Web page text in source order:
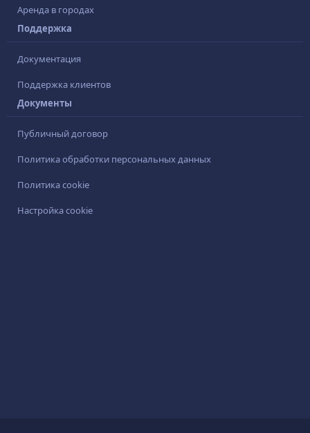
Аренда в городах
Поддержка
Документация
Поддержка клиентов
Документы
Публичный договор
Политика обработки персональных данных
Политика cookie
Настройка cookie